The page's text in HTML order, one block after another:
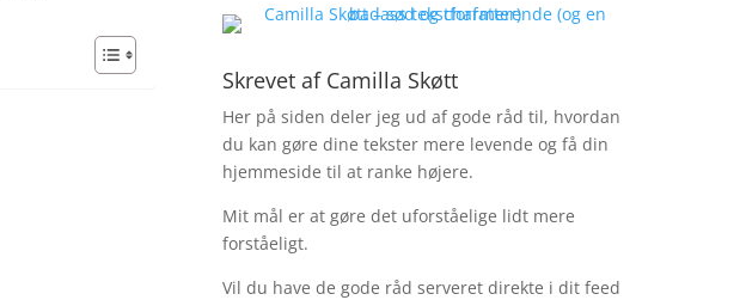
Skrevet af Camilla Skøtt
Her på siden deler jeg ud af gode råd til, hvordan
du kan gøre dine tekster mere levende og få din
hjemmeside til at ranke højere.
Mit mål er at gøre det uforståelige lidt mere
forståeligt.
Vil du have de gode råd serveret direkte i dit feed